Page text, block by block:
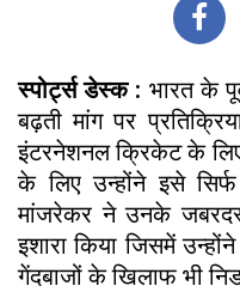
स्पोर्ट्स डेस्क : भारत के
बढ़ती मांग पर
इंटरनेशनल क्रिकेट के
के लिए उन्होंने इसे
मांजरेकर ने उनके
इशारा किया जिसमें
गेंदबाजों के खिलाफ भी